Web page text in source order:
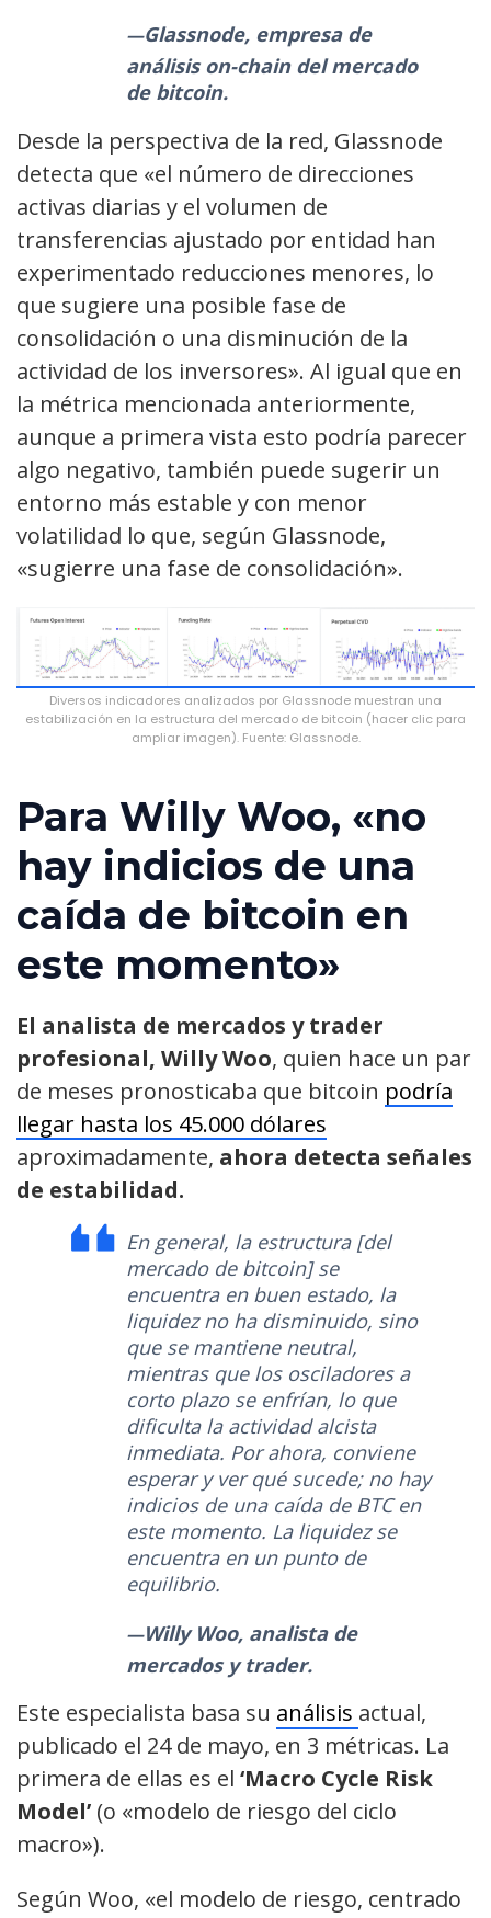
Glassnode, empresa de
análisis on-chain del mercado
de bitcoin.
Desde la perspectiva de la red, Glassnode
detecta que «el número de direcciones
activas diarias y el volumen de
transferencias ajustado por entidad han
experimentado reducciones menores, lo
que sugiere una posible fase de
consolidación o una disminución de la
actividad de los inversores». Al igual que en
la métrica mencionada anteriormente,
aunque a primera vista esto podría parecer
algo negativo, también puede sugerir un
entorno más estable y con menor
volatilidad lo que, según Glassnode,
«sugierre una fase de consolidación».
Diversos indicadores analizados por Glassnode muestran una
estabilización en la estructura del mercado de bitcoin (hacer clic para
ampliar imagen). Fuente: Glassnode.
Para Willy Woo, «no
hay indicios de una
caída de bitcoin en
este momento»
El analista de mercados y trader
profesional, Willy Woo, quien hace un par
de meses pronosticaba que bitcoin podría
llegar hasta los 45.000 dólares
aproximadamente, ahora detecta señales
de estabilidad.
En general, la estructura [del
mercado de bitcoin] se
encuentra en buen estado, la
liquidez no ha disminuido, sino
que se mantiene neutral,
mientras que los osciladores a
corto plazo se enfrían, lo que
dificulta la actividad alcista
inmediata. Por ahora, conviene
esperar y ver qué sucede; no hay
indicios de una caída de BTC en
este momento. La liquidez se
encuentra en un punto de
equilibrio.
Willy Woo, analista de
mercados y trader.
Este especialista basa su análisis actual,
publicado el 24 de mayo, en 3 métricas. La
primera de ellas es el ‘Macro Cycle Risk
Model’ (o «modelo de riesgo del ciclo
macro»).
Según Woo, «el modelo de riesgo, centrado